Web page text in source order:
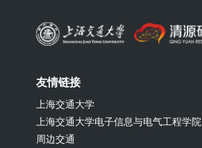
友情链接
上海交通大学
上海交通大学电子信息与电气工程学院
周边交通